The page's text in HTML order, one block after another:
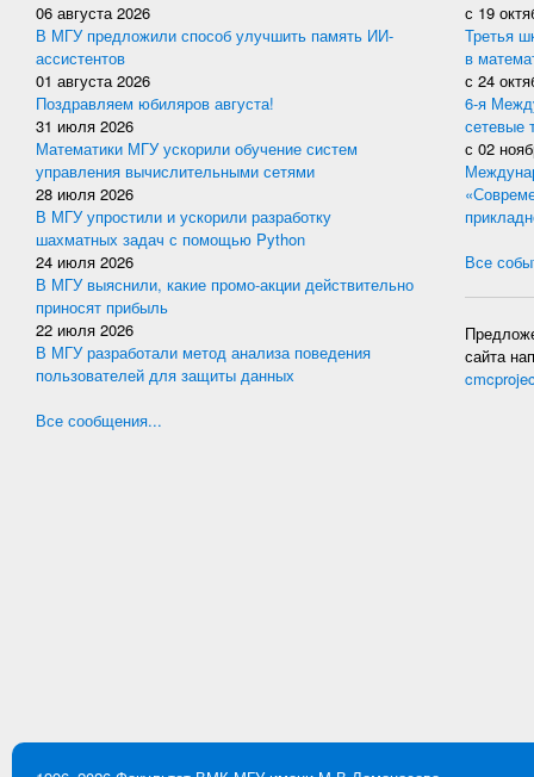
06 августа 2026
В МГУ предложили способ улучшить память ИИ-
ассистентов
01 августа 2026
Поздравляем юбиляров августа!
31 июля 2026
Математики МГУ ускорили обучение систем
управления вычислительными сетями
28 июля 2026
В МГУ упростили и ускорили разработку
шахматных задач с помощью Python
24 июля 2026
В МГУ выяснили, какие промо-акции действительно
приносят прибыль
22 июля 2026
В МГУ разработали метод анализа поведения
пользователей для защиты данных
Все сообщения...
с 19
Третья
в
с 24
6-я
сетевые
с 02
Все
сайта